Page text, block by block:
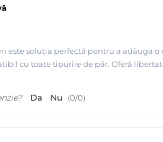
este soluția perfectă pentru a adăuga
cu toate tipurile de păr. Oferă
Da Nu (0/0)